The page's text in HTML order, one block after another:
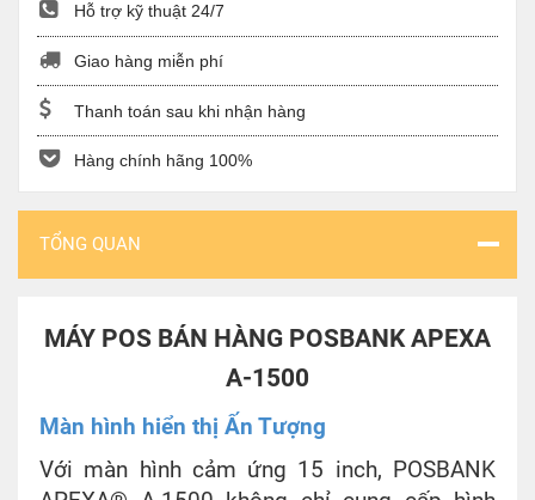
Hỗ trợ kỹ thuật 24/7
Giao hàng miễn phí
Thanh toán sau khi nhận hàng
Hàng chính hãng 100%
TỔNG QUAN
MÁY POS BÁN HÀNG POSBANK APEXA
A-1500
Màn hình hiển thị Ấn Tượng
Với màn hình cảm ứng 15 inch, POSBANK